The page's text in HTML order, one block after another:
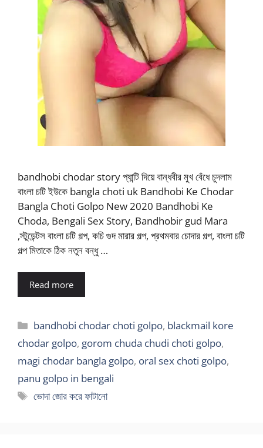
bandhobi chodar story প্যান্টি দিয়ে বান্ধবীর মুখ বেঁধে চুদলাম
বাংলা চটি ইউকে bangla choti uk Bandhobi Ke Chodar
Bangla Choti Golpo New 2020 Bandhobi Ke
Choda, Bengali Sex Story, Bandhobir gud Mara
,স্টুডেন্টস বাংলা চটি গল্প, কচি গুদ মারার গল্প, প্রথমবার চোদার গল্প, বাংলা চটি
গল্প মিতাকে ঠিক নতুন বন্ধু …
Read more
Categories
bandhobi chodar choti golpo, blackmail kore
chodar golpo, gorom chuda chudi choti golpo,
magi chodar bangla golpo, oral sex choti golpo,
panu golpo in bengali
Tags
ভোদা জোর করে ফাটানো